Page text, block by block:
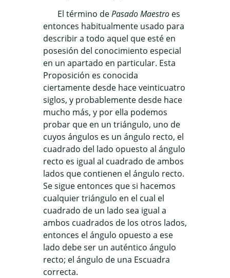
El término dePasado Maestro es
entonces habitualmente usado para
describir a todo aquel que esté en
posesión del conocimiento especial
en un apartado en particular. Esta
Proposición es conocida
ciertamente desde hace veinticuatro
siglos, y probablemente desde hace
mucho más, y por ella podemos
probar que en un triángulo, uno de
cuyos ángulos es un ángulo recto, el
cuadrado del lado opuesto al ángulo
recto es igual al cuadrado de ambos
lados que contienen el ángulo recto.
Se sigue entonces que si hacemos
cualquier triángulo en el cual el
cuadrado de un lado sea igual a
ambos cuadrados de los otros lados,
entonces el ángulo opuesto a ese
lado debe ser un auténtico ángulo
recto; el ángulo de una Escuadra
correcta.